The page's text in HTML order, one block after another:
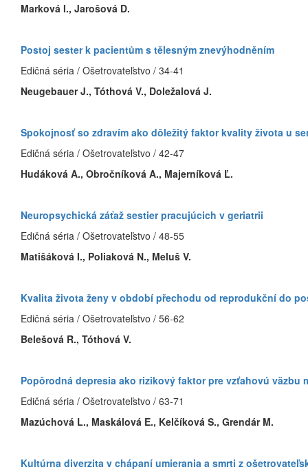
Marková I., Jarošová D.
Postoj sester k pacientům s tělesným znevýhodněním
Edičná séria / Ošetrovateľstvo / 34-41
Neugebauer J., Tóthová V., Doležalová J.
Spokojnosť so zdravím ako dôležitý faktor kvality života u
Edičná séria / Ošetrovateľstvo / 42-47
Hudáková A., Obročníková A., Majerníková Ľ.
Neuropsychická záťaž sestier pracujúcich v geriatrii
Edičná séria / Ošetrovateľstvo / 48-55
Matišáková I., Poliaková N., Meluš V.
Kvalita života ženy v období přechodu od reprodukční do
Edičná séria / Ošetrovateľstvo / 56-62
Belešová R., Tóthová V.
Popôrodná depresia ako rizikový faktor pre vzťahovú väzbu
Edičná séria / Ošetrovateľstvo / 63-71
Mazúchová L., Maskálová E., Kelčíková S., Grendár M.
Kultúrna diverzita v chápaní umierania a smrti z